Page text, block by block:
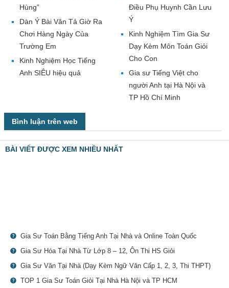
Hùng”
Dàn Ý Bài Văn Tả Giờ Ra
Chơi Hàng Ngày Của
Trường Em
Kinh Nghiệm Học Tiếng
Anh SIÊU hiệu quả
Điều Phụ Huynh Cần Lưu
Ý
Kinh Nghiệm Tìm Gia Sư
Dạy Kèm Môn Toán Giỏi
Cho Con
Gia sư Tiếng Việt cho
người Anh tại Hà Nội và
TP Hồ Chí Minh
Bình luận trên web
BÀI VIẾT ĐƯỢC XEM NHIỀU NHẤT
Gia Sư Toán Bằng Tiếng Anh Tại Nhà và Online Toàn Quốc
Gia Sư Hóa Tại Nhà Từ Lớp 8 – 12, Ôn Thi HS Giỏi
Gia Sư Văn Tại Nhà (Dạy Kèm Ngữ Văn Cấp 1, 2, 3, Thi THPT)
TOP 1 Gia Sư Toán Giỏi Tại Nhà Hà Nội và TP HCM